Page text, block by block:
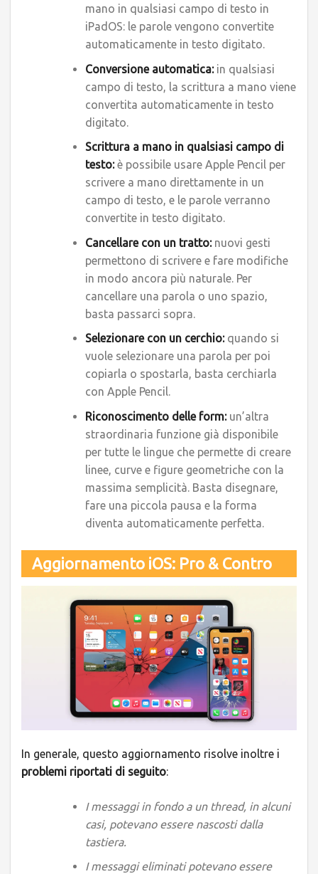
mano in qualsiasi campo di testo in
iPadOS: le parole vengono convertite
automaticamente in testo digitato.
Conversione automatica:in qualsiasi
campo di testo, la scrittura a mano viene
convertita automaticamente in testo
digitato.
Scrittura a mano in qualsiasi campo di
testo:è possibile usare Apple Pencil per
scrivere a mano direttamente in un
campo di testo, e le parole verranno
convertite in testo digitato.
Cancellare con un tratto:nuovi gesti
permettono di scrivere e fare modifiche
in modo ancora più naturale. Per
cancellare una parola o uno spazio,
basta passarci sopra.
Selezionare con un cerchio:quando si
vuole selezionare una parola per poi
copiarla o spostarla, basta cerchiarla
con Apple Pencil.
Riconoscimento delle form:un’altra
straordinaria funzione già disponibile
per tutte le lingue che permette di creare
linee, curve e figure geometriche con la
massima semplicità. Basta disegnare,
fare una piccola pausa e la forma
diventa automaticamente perfetta.
Aggiornamento iOS: Pro & Contro
In generale, questo aggiornamento risolve inoltre i
problemi riportati di seguito:
I messaggi in fondo a un thread, in alcuni
casi, potevano essere nascosti dalla
tastiera.
I messaggi eliminati potevano essere